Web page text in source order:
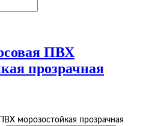
ПВХ
прозрачная
морозостойкая прозрачная